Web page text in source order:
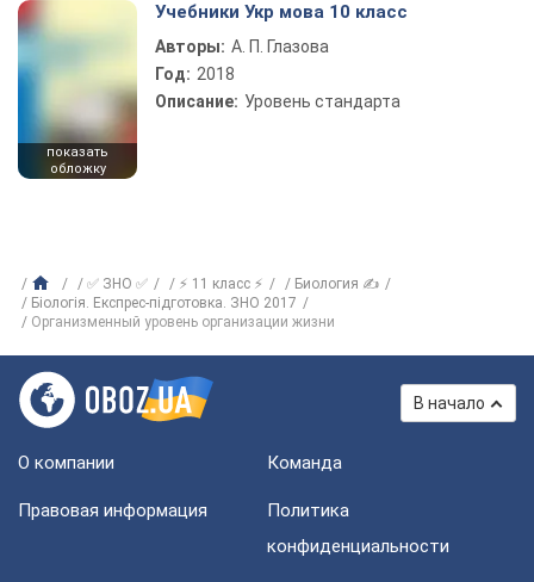
показать
обложку
Учебники Укр мова 10 класс
Авторы: А. П. Глазова
Год: 2018
Описание: Уровень стандарта
✅ ЗНО ✅ ⚡ 11 класс ⚡
Биология ✍
Біологія. Експрес-підготовка. ЗНО 2017
Организменный уровень организации жизни
В начало
О компании Команда
Правовая информация
Политика
конфиденциальности